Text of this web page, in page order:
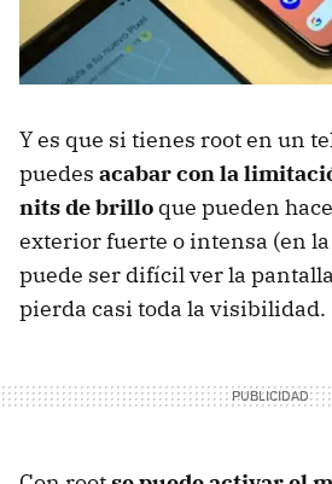
Y es que si tienes root en un
puedes acabar con la
nits de brillo que pueden
exterior fuerte o intensa (en la
puede ser difícil ver la
pierda casi toda la visibilidad.